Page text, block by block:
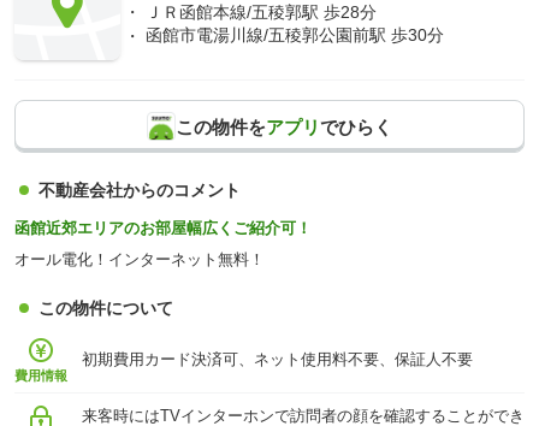
ＪＲ函館本線/五稜郭駅 歩28分
函館市電湯川線/五稜郭公園前駅 歩30分
この物件をアプリでひらく
不動産会社からのコメント
函館近郊エリアのお部屋幅広くご紹介可！
オール電化！インターネット無料！
この物件について
費用情報
初期費用カード決済可、ネット使用料不要、保証人不要
来客時にはTVインターホンで訪問者の顔を確認することができ